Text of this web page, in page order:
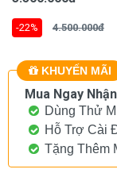
-22% 4.500.000đ
KHUYẾN MÃI
Mua Ngay
Dùng Thử
Hỗ Trợ Cài
Tặng Thêm